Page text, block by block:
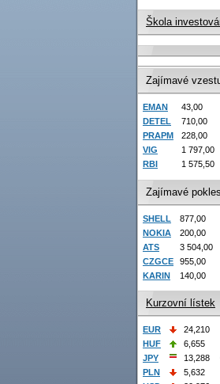
Škola
Zajímavé
EMAN 43,00
DETEL
710,00
PRAPM
228,00
VIG
1 797,00
RBI
1 575,50
Zajímavé
SHELL 877,00
NOKIA
200,00
ATS
3 504,00
CZGCE
955,00
KARIN
140,00
Kurzovní lístek
EUR 24,210
HUF
6,655
JPY
13,288
PLN
5,632